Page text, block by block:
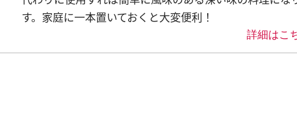
す。家庭に一本置いておくと大変便利！
詳細はこ